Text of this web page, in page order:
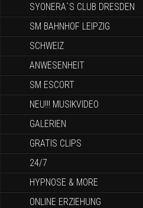
SYONERA`S CLUB DRESDEN
SM BAHNHOF LEIPZIG
SCHWEIZ
ANWESENHEIT
SM ESCORT
NEU!!! MUSIKVIDEO
GALERIEN
GRATIS CLIPS
24/7
HYPNOSE & MORE
ONLINE ERZIEHUNG